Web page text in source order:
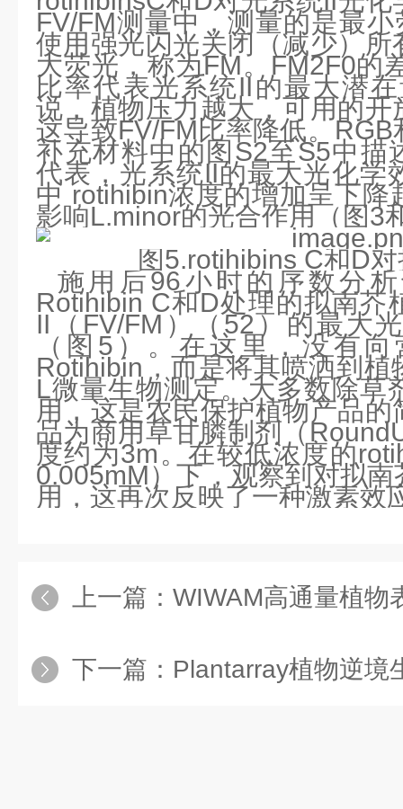
FV/FM测量中，测量的是最
使用强光闪光关闭（减少）
大荧光，称为FM。FM2F0的
比率代表光系统II的最大潜
说，植物压力越大，可用的
这导致FV/FM比率降低。
补充材料中的图S2至S5中描
代表，光系统II的最大光化学
中 rotihibin浓度的增加呈下降
影响L.minor的光合作用（图3
图5.rotihibins C和D
施用后96小时的序数分
Rotihibin C和D处理的拟南芥
II（FV/FM）（52）的最大
（图5）。在这里，没有
Rotihibin，而是将其喷洒到植
L微量生物测定。大多数除草
用，这是农民保护植物产品
品为商用草甘膦制剂（
度约为3m。在较低浓度的
0.005mM）下，观察到对拟
用，这再次反映了一种激素效
上一篇： WIWAM高通量植物表型成
下一篇： Plantarray植物逆境生物学生